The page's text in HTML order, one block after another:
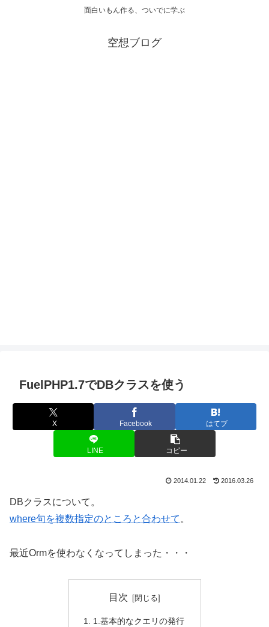
面白いもん作る、ついでに学ぶ
空想ブログ
FuelPHP1.7でDBクラスを使う
X Facebook はてブ
LINE コピー
2014.01.22 2016.03.26
DBクラスについて。
where句を複数指定のところと合わせて 。
最近Ormを使わなくなってしまった・・・
目次
1.基本的なクエリの発行